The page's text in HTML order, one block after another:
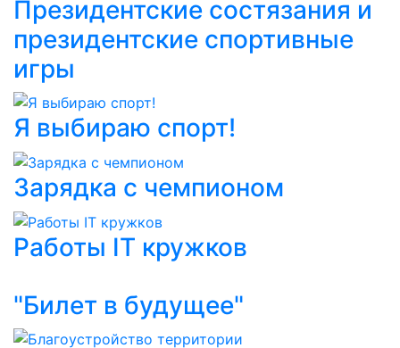
Президентские состязания и
президентские спортивные
игры
Я выбираю спорт!
Зарядка с чемпионом
Работы IT кружков
"Билет в будущее"